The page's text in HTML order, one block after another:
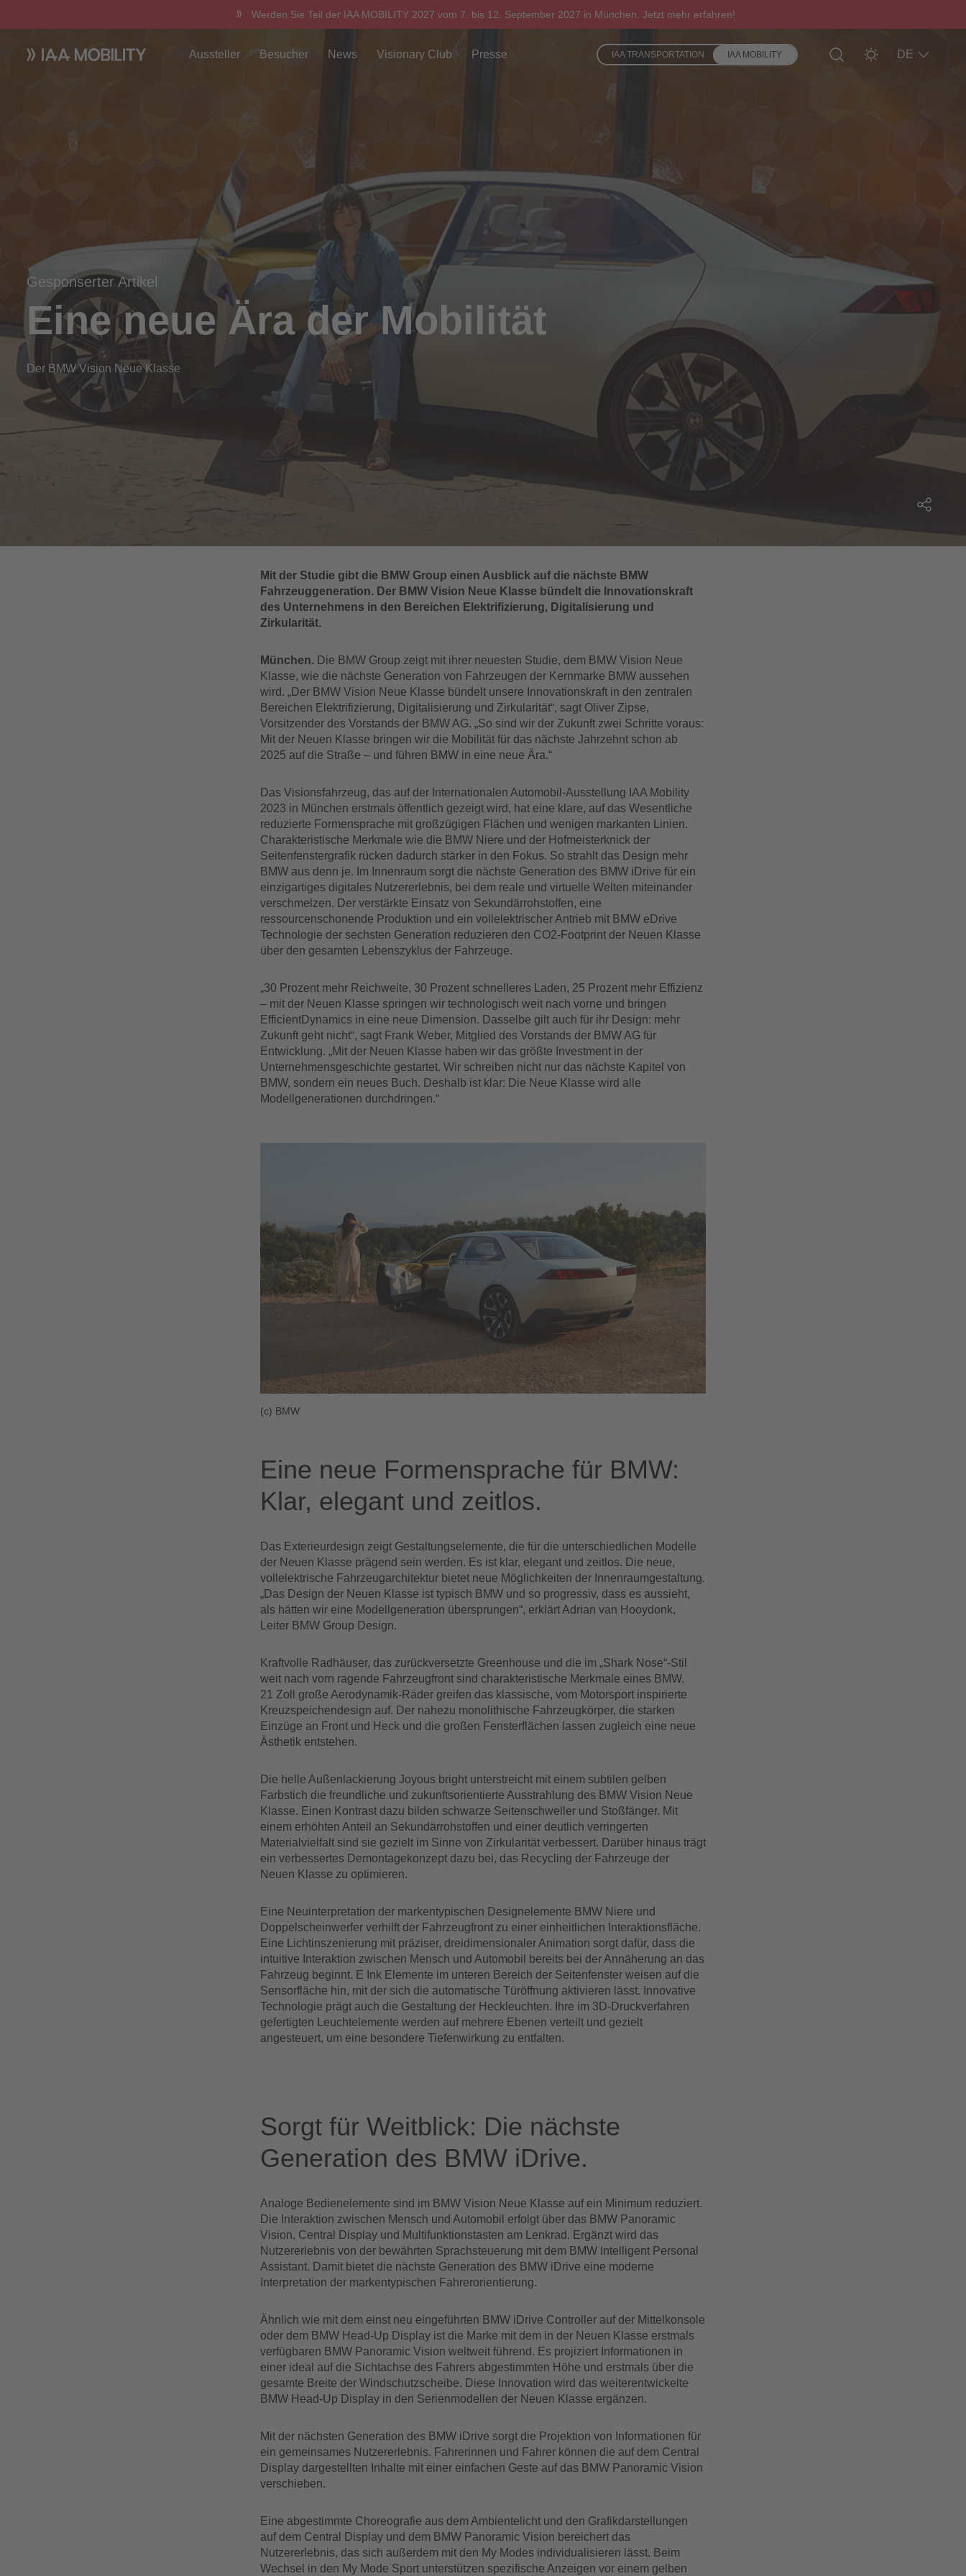
Werden Sie Teil der IAA MOBILITY 2027 vom 7. bis 12. September 2027 in München. Jetzt mehr erfahren!
Aussteller Besucher News Visionary Club Presse IAA TRANSPORTATION IAA MOBILITY DE
Gesponserter Artikel
Eine neue Ära der Mobilität
Der BMW Vision Neue Klasse
Mit der Studie gibt die BMW Group einen Ausblick auf die nächste BMW
Fahrzeuggeneration. Der BMW Vision Neue Klasse bündelt die Innovationskraft
des Unternehmens in den Bereichen Elektrifizierung, Digitalisierung und
Zirkularität.
München. Die BMW Group zeigt mit ihrer neuesten Studie, dem BMW Vision Neue
Klasse, wie die nächste Generation von Fahrzeugen der Kernmarke BMW aussehen
wird. „Der BMW Vision Neue Klasse bündelt unsere Innovationskraft in den zentralen
Bereichen Elektrifizierung, Digitalisierung und Zirkularität“, sagt Oliver Zipse,
Vorsitzender des Vorstands der BMW AG. „So sind wir der Zukunft zwei Schritte voraus:
Mit der Neuen Klasse bringen wir die Mobilität für das nächste Jahrzehnt schon ab
2025 auf die Straße – und führen BMW in eine neue Ära.“
Das Visionsfahrzeug, das auf der Internationalen Automobil-Ausstellung IAA Mobility
2023 in München erstmals öffentlich gezeigt wird, hat eine klare, auf das Wesentliche
reduzierte Formensprache mit großzügigen Flächen und wenigen markanten Linien.
Charakteristische Merkmale wie die BMW Niere und der Hofmeisterknick der
Seitenfenstergrafik rücken dadurch stärker in den Fokus. So strahlt das Design mehr
BMW aus denn je. Im Innenraum sorgt die nächste Generation des BMW iDrive für ein
einzigartiges digitales Nutzererlebnis, bei dem reale und virtuelle Welten miteinander
verschmelzen. Der verstärkte Einsatz von Sekundärrohstoffen, eine
ressourcenschonende Produktion und ein vollelektrischer Antrieb mit BMW eDrive
Technologie der sechsten Generation reduzieren den CO2-Footprint der Neuen Klasse
über den gesamten Lebenszyklus der Fahrzeuge.
„30 Prozent mehr Reichweite, 30 Prozent schnelleres Laden, 25 Prozent mehr Effizienz
– mit der Neuen Klasse springen wir technologisch weit nach vorne und bringen
EfficientDynamics in eine neue Dimension. Dasselbe gilt auch für ihr Design: mehr
Zukunft geht nicht“, sagt Frank Weber, Mitglied des Vorstands der BMW AG für
Entwicklung. „Mit der Neuen Klasse haben wir das größte Investment in der
Unternehmensgeschichte gestartet. Wir schreiben nicht nur das nächste Kapitel von
BMW, sondern ein neues Buch. Deshalb ist klar: Die Neue Klasse wird alle
Modellgenerationen durchdringen.“
(c) BMW
Eine neue Formensprache für BMW:
Klar, elegant und zeitlos.
Das Exterieurdesign zeigt Gestaltungselemente, die für die unterschiedlichen Modelle
der Neuen Klasse prägend sein werden. Es ist klar, elegant und zeitlos. Die neue,
vollelektrische Fahrzeugarchitektur bietet neue Möglichkeiten der Innenraumgestaltung.
„Das Design der Neuen Klasse ist typisch BMW und so progressiv, dass es aussieht,
als hätten wir eine Modellgeneration übersprungen“, erklärt Adrian van Hooydonk,
Leiter BMW Group Design.
Kraftvolle Radhäuser, das zurückversetzte Greenhouse und die im „Shark Nose“-Stil
weit nach vorn ragende Fahrzeugfront sind charakteristische Merkmale eines BMW.
21 Zoll große Aerodynamik-Räder greifen das klassische, vom Motorsport inspirierte
Kreuzspeichendesign auf. Der nahezu monolithische Fahrzeugkörper, die starken
Einzüge an Front und Heck und die großen Fensterflächen lassen zugleich eine neue
Ästhetik entstehen.
Die helle Außenlackierung Joyous bright unterstreicht mit einem subtilen gelben
Farbstich die freundliche und zukunftsorientierte Ausstrahlung des BMW Vision Neue
Klasse. Einen Kontrast dazu bilden schwarze Seitenschweller und Stoßfänger. Mit
einem erhöhten Anteil an Sekundärrohstoffen und einer deutlich verringerten
Materialvielfalt sind sie gezielt im Sinne von Zirkularität verbessert. Darüber hinaus trägt
ein verbessertes Demontagekonzept dazu bei, das Recycling der Fahrzeuge der
Neuen Klasse zu optimieren.
Eine Neuinterpretation der markentypischen Designelemente BMW Niere und
Doppelscheinwerfer verhilft der Fahrzeugfront zu einer einheitlichen Interaktionsfläche.
Eine Lichtinszenierung mit präziser, dreidimensionaler Animation sorgt dafür, dass die
intuitive Interaktion zwischen Mensch und Automobil bereits bei der Annäherung an das
Fahrzeug beginnt. E Ink Elemente im unteren Bereich der Seitenfenster weisen auf die
Sensorfläche hin, mit der sich die automatische Türöffnung aktivieren lässt. Innovative
Technologie prägt auch die Gestaltung der Heckleuchten. Ihre im 3D-Druckverfahren
gefertigten Leuchtelemente werden auf mehrere Ebenen verteilt und gezielt
angesteuert, um eine besondere Tiefenwirkung zu entfalten.
Sorgt für Weitblick: Die nächste
Generation des BMW iDrive.
Analoge Bedienelemente sind im BMW Vision Neue Klasse auf ein Minimum reduziert.
Die Interaktion zwischen Mensch und Automobil erfolgt über das BMW Panoramic
Vision, Central Display und Multifunktionstasten am Lenkrad. Ergänzt wird das
Nutzererlebnis von der bewährten Sprachsteuerung mit dem BMW Intelligent Personal
Assistant. Damit bietet die nächste Generation des BMW iDrive eine moderne
Interpretation der markentypischen Fahrerorientierung.
Ähnlich wie mit dem einst neu eingeführten BMW iDrive Controller auf der Mittelkonsole
oder dem BMW Head-Up Display ist die Marke mit dem in der Neuen Klasse erstmals
verfügbaren BMW Panoramic Vision weltweit führend. Es projiziert Informationen in
einer ideal auf die Sichtachse des Fahrers abgestimmten Höhe und erstmals über die
gesamte Breite der Windschutzscheibe. Diese Innovation wird das weiterentwickelte
BMW Head-Up Display in den Serienmodellen der Neuen Klasse ergänzen.
Mit der nächsten Generation des BMW iDrive sorgt die Projektion von Informationen für
ein gemeinsames Nutzererlebnis. Fahrerinnen und Fahrer können die auf dem Central
Display dargestellten Inhalte mit einer einfachen Geste auf das BMW Panoramic Vision
verschieben.
Eine abgestimmte Choreografie aus dem Ambientelicht und den Grafikdarstellungen
auf dem Central Display und dem BMW Panoramic Vision bereichert das
Nutzererlebnis, das sich außerdem mit den My Modes individualisieren lässt. Beim
Wechsel in den My Mode Sport unterstützen spezifische Anzeigen vor einem gelben